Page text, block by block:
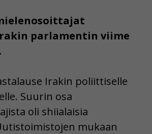
parlamentin viime
Irakin poliittiselle
Suurin osa
oli shiialaisia
mukaan